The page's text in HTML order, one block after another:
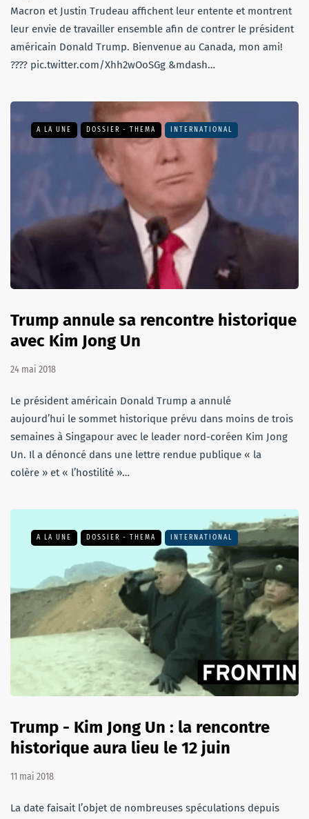
Macron et Justin Trudeau affichent leur entente et montrent
leur envie de travailler ensemble afin de contrer le président
américain Donald Trump. Bienvenue au Canada, mon ami!
???? pic.twitter.com/Xhh2wOoSGg &mdash…
A LA UNE DOSSIER - THEMA INTERNATIONAL
Trump annule sa rencontre historique
avec Kim Jong Un
24 mai 2018
Le président américain Donald Trump a annulé
aujourd’hui le sommet historique prévu dans moins de trois
semaines à Singapour avec le leader nord-coréen Kim Jong
Un. Il a dénoncé dans une lettre rendue publique « la
colère » et « l’hostilité »…
A LA UNE DOSSIER - THEMA INTERNATIONAL
Trump - Kim Jong Un : la rencontre
historique aura lieu le 12 juin
11 mai 2018
La date faisait l’objet de nombreuses spéculations depuis